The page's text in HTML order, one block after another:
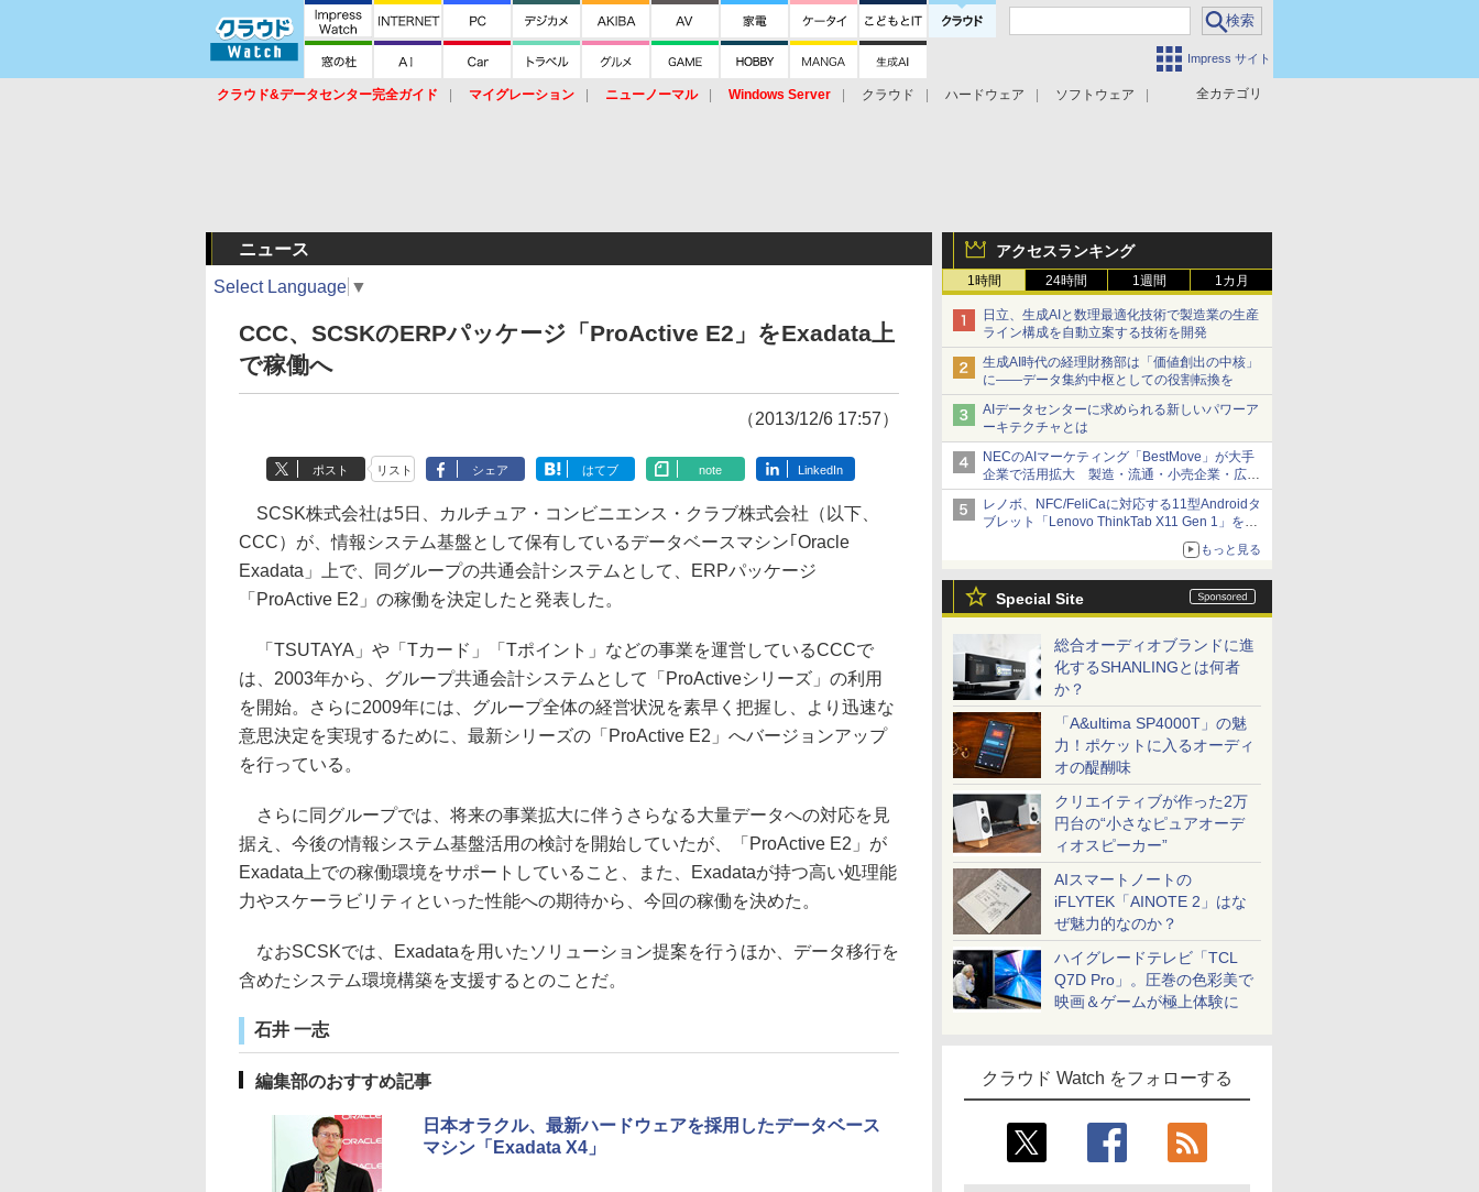
Impress サイト
全カテゴリ
クラウド&データセンター完全ガイド マイグレーション ニューノーマル Windows Server クラウド ハードウェア
ソフトウェア
アクセスランキング
1時間 24時間 1週間 1カ月
日立、生成AIと数理最適化技術で製造業の生産
ライン構成を自動立案する技術を開発
生成AI時代の経理財務部は「価値創出の中核」
に――データ集約中枢としての役割転換を
AIデータセンターに求められる新しいパワーア
ーキテクチャとは
NECのAIマーケティング「BestMove」が大手
企業で活用拡大 製造・流通・小売企業・広告
代理店などが実装フェーズへ
レノボ、NFC/FeliCaに対応する11型Androidタ
ブレット「Lenovo ThinkTab X11 Gen 1」を発
もっと見る
Special Site
総合オーディオブランドに進
化するSHANLINGとは何者
か？
「A&ultima SP4000T」の魅
力！ポケットに入るオーディ
オの醍醐味
クリエイティブが作った2万
円台の“小さなピュアオーデ
ィオスピーカー”
AIスマートノートの
iFLYTEK「AINOTE 2」はな
ぜ魅力的なのか？
ハイグレードテレビ「TCL
Q7D Pro」。圧巻の色彩美で
映画＆ゲームが極上体験に
クラウド Watch をフォローする
ニュース
Select Language ▼
CCC、SCSKのERPパッケージ「ProActive E2」をExadata上
で稼働へ
（2013/12/6 17:57）
ポスト リスト シェア はてブ note LinkedIn
SCSK株式会社は5日、カルチュア・コンビニエンス・クラブ株式会社（以下、
CCC）が、情報システム基盤として保有しているデータベースマシン｢Oracle
Exadata」上で、同グループの共通会計システムとして、ERPパッケージ
「ProActive E2」の稼働を決定したと発表した。
「TSUTAYA」や「Tカード」「Tポイント」などの事業を運営しているCCCで
は、2003年から、グループ共通会計システムとして「ProActiveシリーズ」の利用
を開始。さらに2009年には、グループ全体の経営状況を素早く把握し、より迅速な
意思決定を実現するために、最新シリーズの「ProActive E2」へバージョンアップ
を行っている。
さらに同グループでは、将来の事業拡大に伴うさらなる大量データへの対応を見
据え、今後の情報システム基盤活用の検討を開始していたが、「ProActive E2」が
Exadata上での稼働環境をサポートしていること、また、Exadataが持つ高い処理能
力やスケーラビリティといった性能への期待から、今回の稼働を決めた。
なおSCSKでは、Exadataを用いたソリューション提案を行うほか、データ移行を
含めたシステム環境構築を支援するとのことだ。
石井 一志
編集部のおすすめ記事
日本オラクル、最新ハードウェアを採用したデータベース
マシン「Exadata X4」